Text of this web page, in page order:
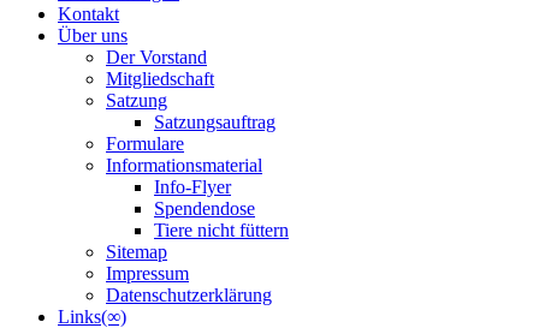
Kontakt
Über uns
Der Vorstand
Mitgliedschaft
Satzung
Satzungsauftrag
Formulare
Informationsmaterial
Info-Flyer
Spendendose
Tiere nicht füttern
Sitemap
Impressum
Datenschutzerklärung
Links(∞)